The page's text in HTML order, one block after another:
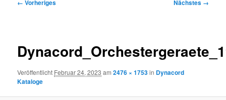
← Vorheriges Nächstes →
Veröffentlicht Februar 24, 2023 am2476 × 1753in Dynacord
Kataloge